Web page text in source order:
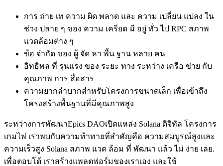
การ ถ่าย เท ความ ผิด พลาด และ ความ เปลี่ยน แปลง ใน
ช่วง ปลาย ๆ ของ ความ เครียด มี อยู่ ทั่ว ไป RPC สภาพ
แวดล้อมต่าง ๆ
ข้อ จํากัด ของ ผู้ จัด หา พื้น ฐาน หลาย คน
อิทธิพล ที่ รุนแรง ของ ระยะ ทาง ระหว่าง เครือ ข่าย กับ
คุณภาพ การ สื่อสาร
ความยากลําบากสําหรับโครงการขนาดเล็ก เพื่อเข้าถึง
โครงสร้างพื้นฐานที่มีคุณภาพสูง
ระหว่างการพัฒนาEpics DAOเปิดแหล่ง Solana ดิจิทัล โครงการ
เกมไพ่ เราพบกับความท้าทายที่สําคัญคือ ความสมบูรณ์สูงและ
ความเร็วสูง Solana สภาพ แวด ล้อม ที่ พัฒนา แล้ว ไม่ ง่าย เลย.
เพื่อตอบโต้ เราสร้างแพลตฟอร์มของเราเอง และใช้